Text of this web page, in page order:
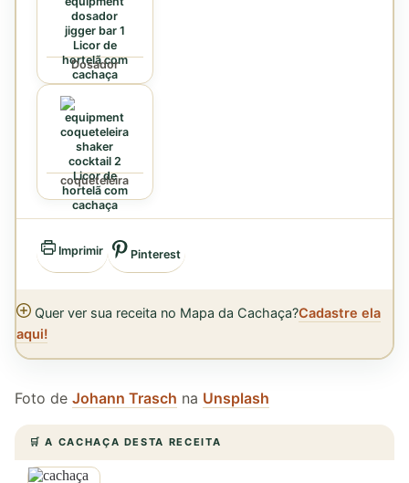
Dosador
coqueteleira
Imprimir Pinterest
Quer ver sua receita no Mapa da Cachaça?Cadastre ela
aqui!
Foto de Johann Trasch na Unsplash
🛒 A CACHAÇA DESTA RECEITA